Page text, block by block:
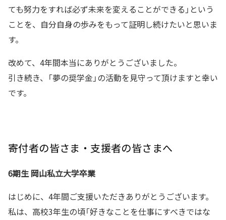
ても努力をすれば必ず未来を変えることができる」という
ことを、自分自身の歩みをもって証明し続けたいと思いま
す。
改めて、4年間本当にありがとうございました。
引き続き、「夢の奨学金」の活動を見守って頂けますと幸い
です。
寄付者の皆さま・支援者の皆さまへ
6期生 岡山私立大学卒業
はじめに、4年間ご支援いただきありがとうございます。
私は、高校3年生の頃「好きなことを仕事にすべきではな